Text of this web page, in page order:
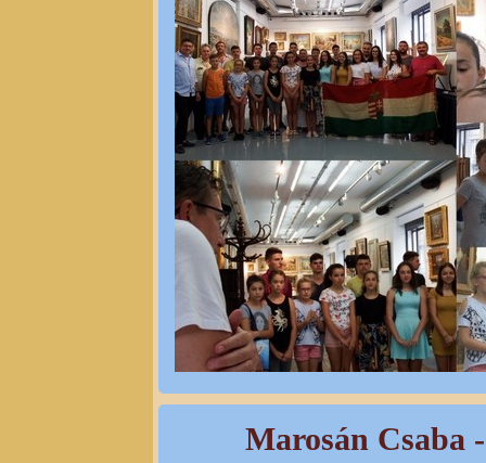
Marosán Csaba